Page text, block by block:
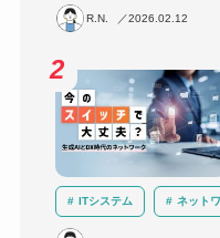
サイバー攻撃 セキュ
R.N. 2026.02.12
ITシステム ネット